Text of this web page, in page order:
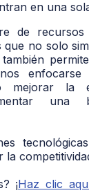
en una
de recursos
que no solo
enfocarse
mejorar la
una
la
¡Haz clic